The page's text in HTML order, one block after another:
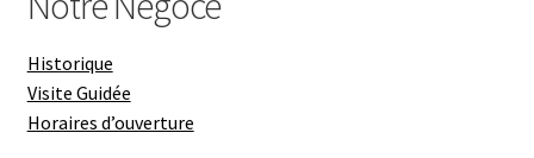
#563 (pas de titre)
Aménagement Extérieur
Historique
Visite Guidée
Horaires d’ouverture